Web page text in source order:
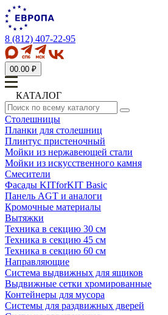
8 (812) 407-22-95
00.00 ₽
КАТАЛОГ
Столешницы
Планки для столешниц
Плинтус пристеночный
Мойки из нержавеющей стали
Мойки из искусственного камня
Смесители
Фасады KITforKIT Basic
Панель AGT и аналоги
Кромочные материалы
Вытяжки
Техника в секцию 30 см
Техника в секцию 45 см
Техника в секцию 60 см
Направляющие
Система выдвижных для ящиков
Выдвижные сетки хромированные
Контейнеры для мусора
Системы для раздвижных дверей